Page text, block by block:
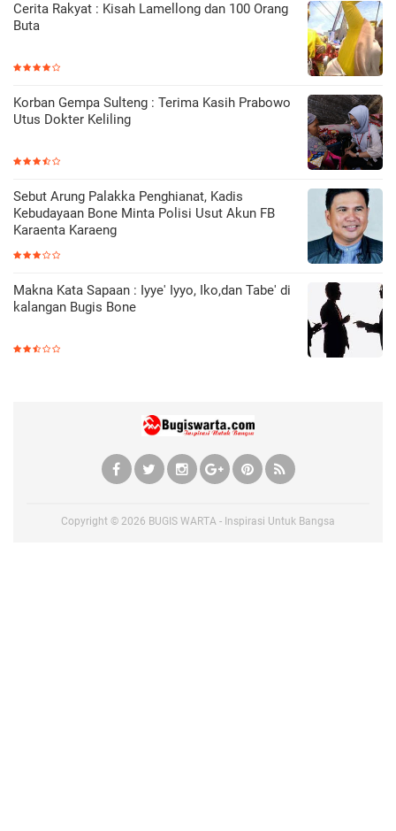
Cerita Rakyat : Kisah Lamellong dan 100 Orang
Buta
Korban Gempa Sulteng : Terima Kasih Prabowo
Utus Dokter Keliling
Sebut Arung Palakka Penghianat, Kadis
Kebudayaan Bone Minta Polisi Usut Akun FB
Karaenta Karaeng
Makna Kata Sapaan : Iyye' Iyyo, Iko,dan Tabe' di
kalangan Bugis Bone
Copyright © 2026 BUGIS WARTA - Inspirasi Untuk Bangsa